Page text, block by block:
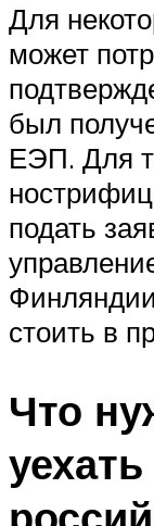
Для
может
был
ЕЭП. Для
подать
стоить в
Что